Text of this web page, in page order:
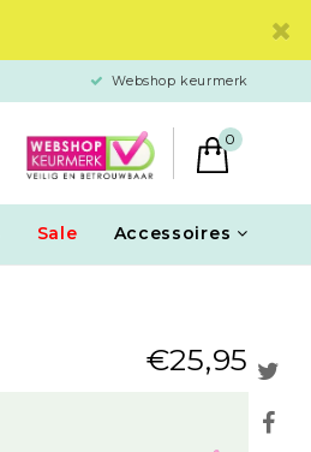
Webshop keurmerk
0
Sale Accessoires
€25,95